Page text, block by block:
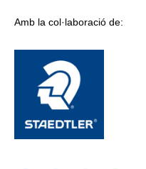
Amb la col·laboració de: